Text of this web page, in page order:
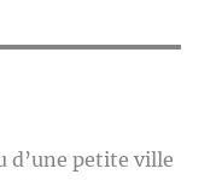
d’une petite ville